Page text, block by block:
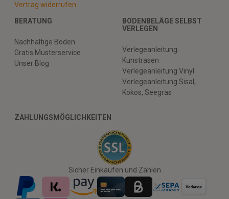
Vertrag widerrufen
BERATUNG
Nachhaltige Böden
Gratis Musterservice
Unser Blog
BODENBELÄGE SELBST
VERLEGEN
Verlegeanleitung
Kunstrasen
Verlegeanleitung Vinyl
Verlegeanleitung Sisal,
Kokos, Seegras
ZAHLUNGSMÖGLICHKEITEN
Sicher Einkaufen und Zahlen